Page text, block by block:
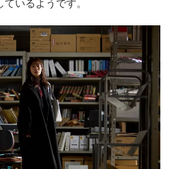
いるようです。